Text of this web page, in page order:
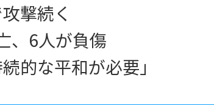
撃続く
、6人が負傷
的な平和が必要」